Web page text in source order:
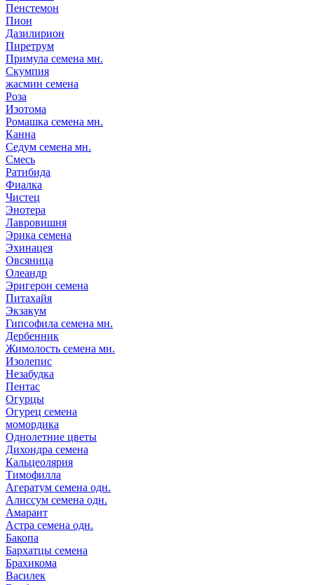
Пенстемон
Пион
Дазилирион
Пиретрум
Примула семена мн.
Скумпия
жасмин семена
Роза
Изотома
Ромашка семена мн.
Канна
Седум семена мн.
Смесь
Ратибида
Фиалка
Чистец
Энотера
Лавровишня
Эрика семена
Эхинацея
Овсяница
Олеандр
Эригерон семена
Питахайя
Экзакум
Гипсофила семена мн.
Дербенник
Жимолость семена мн.
Изолепис
Незабудка
Пентас
Огурцы
Огурец семена
момордика
Однолетние цветы
Дихондра семена
Кальцеолярия
Тимофилла
Агератум семена одн.
Алиссум семена одн.
Амарант
Астра семена одн.
Бакопа
Бархатцы семена
Брахикома
Василек